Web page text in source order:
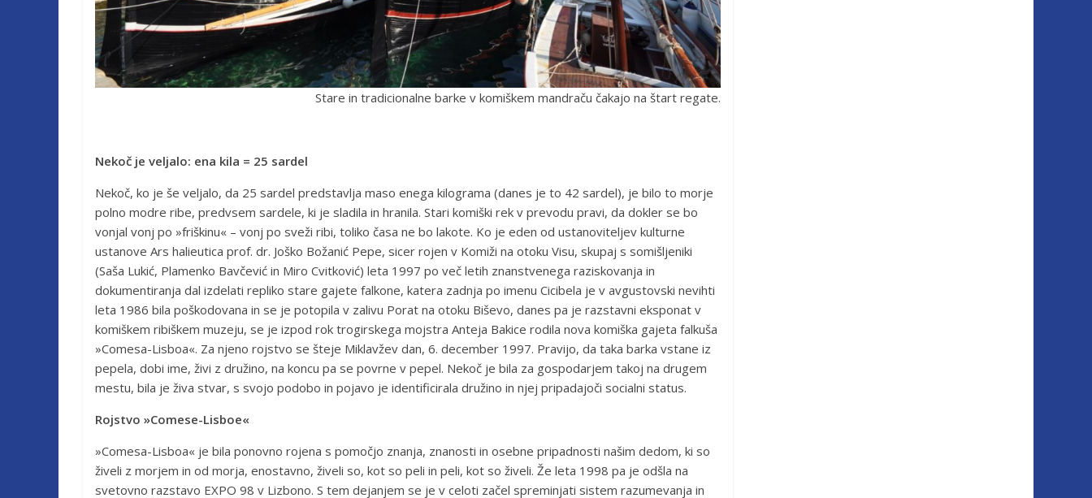
Stare in tradicionalne barke v komiškem mandraču čakajo na štart regate.
Nekoč je veljalo: ena kila = 25 sardel
Nekoč, ko je še veljalo, da 25 sardel predstavlja maso enega kilograma (danes je to 42 sardel), je bilo to morje
polno modre ribe, predvsem sardele, ki je sladila in hranila. Stari komiški rek v prevodu pravi, da dokler se bo
vonjal vonj po »friškinu« – vonj po sveži ribi, toliko časa ne bo lakote. Ko je eden od ustanoviteljev kulturne
ustanove Ars halieutica prof. dr. Joško Božanić Pepe, sicer rojen v Komiži na otoku Visu, skupaj s somišljeniki
(Saša Lukić, Plamenko Bavčević in Miro Cvitković) leta 1997 po več letih znanstvenega raziskovanja in
dokumentiranja dal izdelati repliko stare gajete falkone, katera zadnja po imenu Cicibela je v avgustovski nevihti
leta 1986 bila poškodovana in se je potopila v zalivu Porat na otoku Biševo, danes pa je razstavni eksponat v
komiškem ribiškem muzeju, se je izpod rok trogirskega mojstra Anteja Bakice rodila nova komiška gajeta falkuša
»Comesa-Lisboa«. Za njeno rojstvo se šteje Miklavžev dan, 6. december 1997. Pravijo, da taka barka vstane iz
pepela, dobi ime, živi z družino, na koncu pa se povrne v pepel. Nekoč je bila za gospodarjem takoj na drugem
mestu, bila je živa stvar, s svojo podobo in pojavo je identificirala družino in njej pripadajoči socialni status.
Rojstvo »Comese-Lisboe«
»Comesa-Lisboa« je bila ponovno rojena s pomočjo znanja, znanosti in osebne pripadnosti našim dedom, ki so
živeli z morjem in od morja, enostavno, živeli so, kot so peli in peli, kot so živeli. Že leta 1998 pa je odšla na
svetovno razstavo EXPO 98 v Lizbono. S tem dejanjem se je v celoti začel spreminjati sistem razumevanja in